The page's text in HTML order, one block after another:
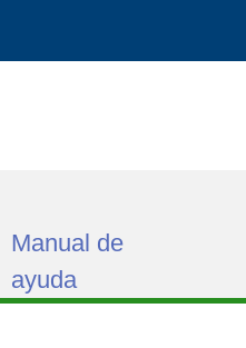
Manual de
ayuda